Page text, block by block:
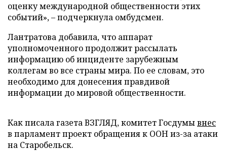
оценку международной общественности этих
событий», – подчеркнула омбудсмен.
Лантратова добавила, что аппарат
уполномоченного продолжит рассылать
информацию об инциденте зарубежным
коллегам во все страны мира. По ее словам, это
необходимо для донесения правдивой
информации до мировой общественности.
Как писала газета ВЗГЛЯД, комитет Госдумывнес
в парламент проект обращения к ООН из-за атаки
на Старобельск.